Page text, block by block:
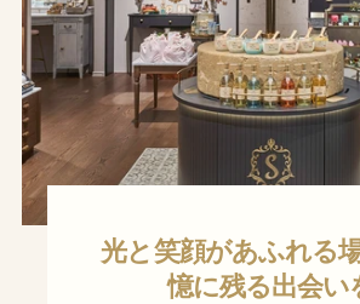
光と笑顔があふれる
憶に残る出会い